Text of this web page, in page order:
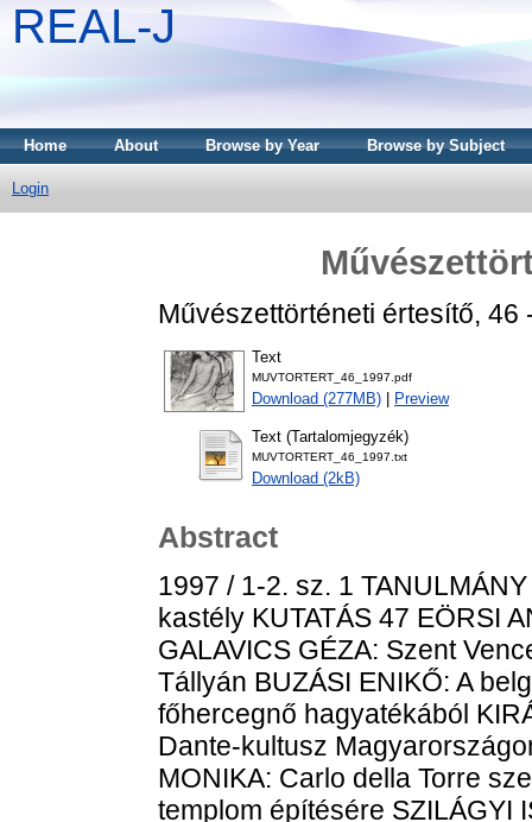
REAL-J
Home About Browse by Year Browse by Subject
Login
Művészettörténeti értesítő, 46
Text
MUVTORTERT_46_1997.pdf
Download (277MB) Preview
Text (Tartalomjegyzék)
MUVTORTERT_46_1997.txt
Download (2kB)
Abstract
1997 / 1-2. sz. 1
kastély KUTATÁS 47 EÖRSI
GALAVICS GÉZA: Szent
Tállyán BUZÁSI ENIKŐ: A
főhercegnő hagyatékából
Dante-kultusz
MONIKA: Carlo della Torre
templom építésére SZILÁGYI